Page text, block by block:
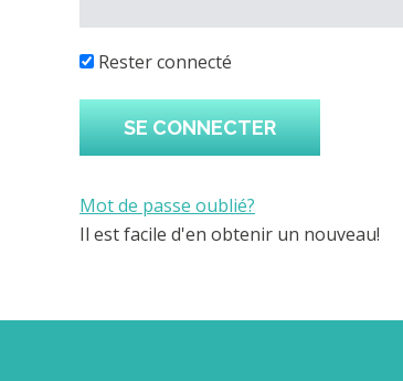
entre
mécanismes
pouvez
entrer
Rester connecté
Mot de passe oublié?
Il est facile d'en obtenir un nouveau!